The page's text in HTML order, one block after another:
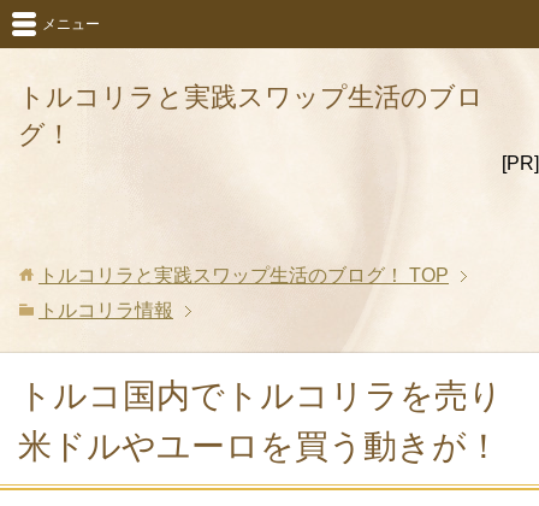
トルコリラと実践スワップ生活のブロ
グ！
[PR]
メニュー
トルコリラと実践スワップ生活のブログ！
TOP
トルコリラ情報
トルコ国内でトルコリラを売り
米ドルやユーロを買う動きが！